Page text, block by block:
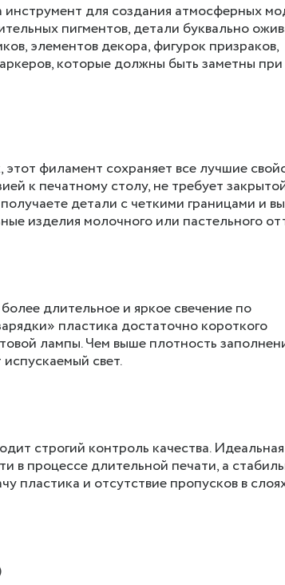
для создания атмосферных
пигментов, детали буквально
элементов декора, фигурок призраков,
которые должны быть заметны при
филамент сохраняет все лучшие
к печатному столу, не требует
детали с четкими границами и
изделия молочного или пастельного
длительное и яркое свечение по
пластика достаточно короткого
лампы. Чем выше плотность
свет.
строгий контроль качества. Идеальная
в процессе длительной печати, а
пластика и отсутствие пропусков в